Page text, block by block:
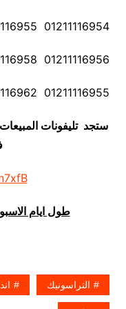
01211116954 01211116955
01211116956 01211116958
01211116955 01211116962
ستجد تليفونات
طول ايام
التراسونيك